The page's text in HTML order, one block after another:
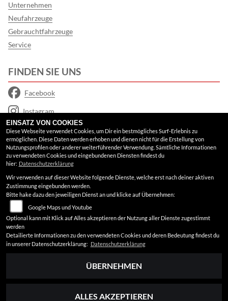
Unternehmen
Neufahrzeuge
Gebrauchtfahrzeuge
Service
FINDEN SIE UNS
Facebook
Instagram
Google Maps
RECHTLICHES
AGB
Impressum
Datenschutz
Disclaimer
Barrierefreiheit
EINSATZ VON COOKIES
Diese Webseite verwendet Cookies, um Dir ein bestmögliches Surf-Erlebnis zu
ermöglichen. Diese Daten werden erhoben und dienen nicht für die Erstellung von
Nutzungsprofilen oder anderer weiterführender Verwendung. Sämtliche Informationen
zu verwendeten Cookies und eingebundenen Diensten findest du
hier: Datenschutzerklärung
Wir verwenden auf dieser Website folgende Dienste, welche erst nach deiner aktiven
Zustimmung eingebunden werden.
Bitte hake dazu den jeweiligen Dienst an und klicke auf Übernehmen:
Google Maps und Youtube
Optional kann mit Klick auf Alles akzeptieren der Nutzung aller Dienste zugestimmt
werden
Detailierte Informationen zu den verwendeten Cookies und deren Bedeutung findest du
in unserer Datenschutzerklärung: Datenschutzerklärung
ÜBERNEHMEN
ALLES AKZEPTIEREN